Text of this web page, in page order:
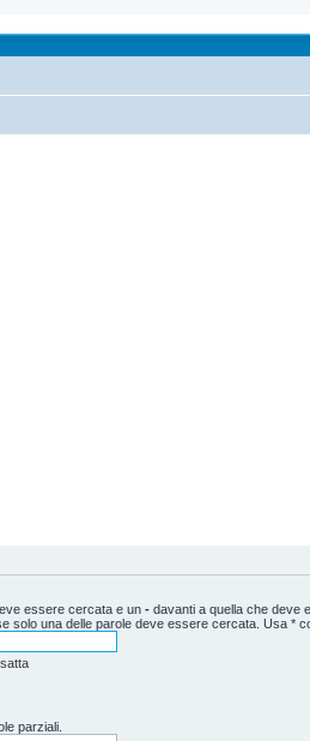
essere cercata e un - davanti a quella che deve
solo una delle parole deve essere cercata. Usa *
parziali.